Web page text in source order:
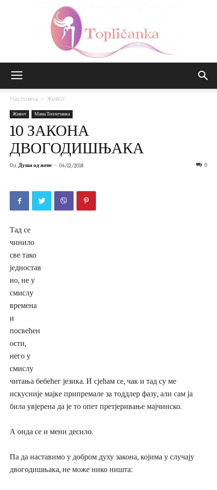
Насловна Живот
Живот Мама Топличанка
10 ЗАКОНА
ДВОГОДИШЊАКА
Од Душа од жене - 04/12/2018 0
Тад се
чинило
све тако
једностав
но, не у
смислу
времена
и
посвећен
ости,
него у
смислу
читања бебећег језика. И сјећам се, чак и тад су ме
искусније мајке припремале за тоддлер фазу, али сам ја
била увјерена да је то опет претјеривање мајчинско.
А онда се и мени десило.
Па да наставимо у добром духу закона, којима у случају
двогодишњака, не може нико ништа: